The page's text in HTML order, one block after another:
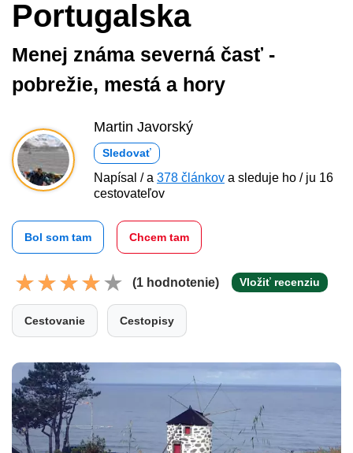
Portugalska
Menej známa severná časť -
pobrežie, mestá a hory
Martin Javorský
Sledovať
Napísal / a 378 článkov a sleduje ho / ju 16
cestovateľov
Bol som tam Chcem tam
(1 hodnotenie) Vložiť recenziu
Cestovanie Cestopisy